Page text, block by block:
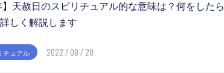
】天赦日のスピリチュアル的な意味は？何をしたら
しく解説します
チュアル 2022 / 08 / 20